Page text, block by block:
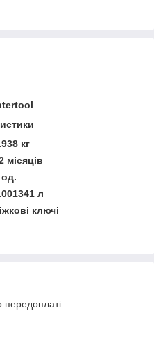
кг
місяців
л
ключі
передоплаті.